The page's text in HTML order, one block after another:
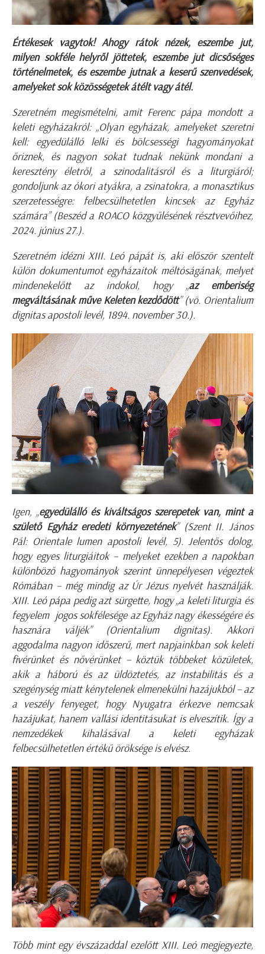
Értékesek vagytok! Ahogy rátok nézek, eszembe jut,
milyen sokféle helyről jöttetek, eszembe jut dicsőséges
történelmetek, és eszembe jutnak a keserű szenvedések,
amelyeket sok közösségetek átélt vagy átél.
Szeretném megismételni, amit Ferenc pápa mondott a
keleti egyházakról: „Olyan egyházak, amelyeket szeretni
kell: egyedülálló lelki és bölcsességi hagyományokat
őriznek, és nagyon sokat tudnak nekünk mondani a
keresztény életről, a szinodalitásról és a liturgiáról;
gondoljunk az ókori atyákra, a zsinatokra, a monasztikus
szerzetességre: felbecsülhetetlen kincsek az Egyház
számára” (Beszéd a ROACO közgyűlésének résztvevőihez,
2024. június 27.).
Szeretném idézni XIII. Leó pápát is, aki először szentelt
külön dokumentumot egyházaitok méltóságának, melyet
mindenekelőtt az indokol, hogy „az emberiség
megváltásának műve Keleten kezdődött” (vö. Orientalium
dignitas apostoli levél, 1894. november 30.).
Igen, „egyedülálló és kiváltságos szerepetek van, mint a
születő Egyház eredeti környezetének” (Szent II. János
Pál: Orientale lumen apostoli levél, 5). Jelentős dolog,
hogy egyes liturgiáitok – melyeket ezekben a napokban
különböző hagyományok szerint ünnepélyesen végeztek
Rómában – még mindig az Úr Jézus nyelvét használják.
XIII. Leó pápa pedig azt sürgette, hogy „a keleti liturgia és
fegyelem jogos sokfélesége az Egyház nagy ékességére és
hasznára váljék” (Orientalium dignitas). Akkori
aggodalma nagyon időszerű, mert napjainkban sok keleti
fivérünket és nővérünket – köztük többeket közületek,
akik a háború és az üldöztetés, az instabilitás és a
szegénység miatt kénytelenek elmenekülni hazájukból – az
a veszély fenyeget, hogy Nyugatra érkezve nemcsak
hazájukat, hanem vallási identitásukat is elveszítik. Így a
nemzedékek kihalásával a keleti egyházak
felbecsülhetetlen értékű öröksége is elvész.
Több mint egy évszázaddal ezelőtt XIII. Leó megjegyezte,